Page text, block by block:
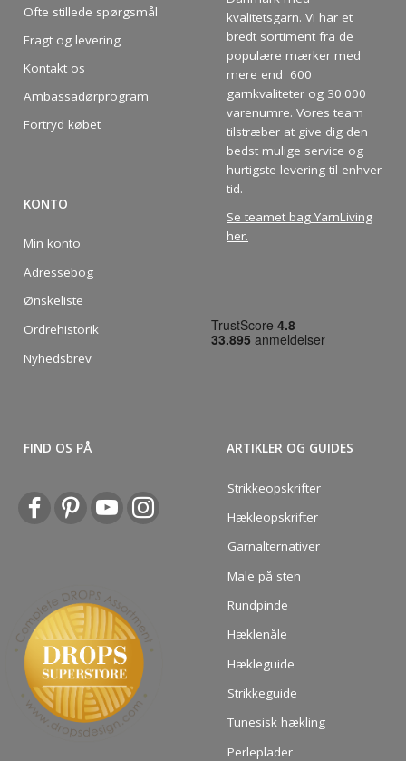
Ofte stillede spørgsmål
Fragt og levering
Kontakt os
Ambassadørprogram
Fortryd købet
KONTO
Min konto
Adressebog
Ønskeliste
Ordrehistorik
Nyhedsbrev
kvalitetsgarn. Vi har et
bredt sortiment fra de
populære mærker med
mere end 600
garnkvaliteter og 30.000
varenumre. Vores team
tilstræber at give dig den
bedst mulige service og
hurtigste levering til enhver
tid.
Se teamet bag YarnLiving
her.
FIND OS PÅ ARTIKLER OG GUIDES
Strikkeopskrifter
Hækleopskrifter
Garnalternativer
Male på sten
Rundpinde
Hæklenåle
Hækleguide
Strikkeguide
Tunesisk hækling
Perleplader